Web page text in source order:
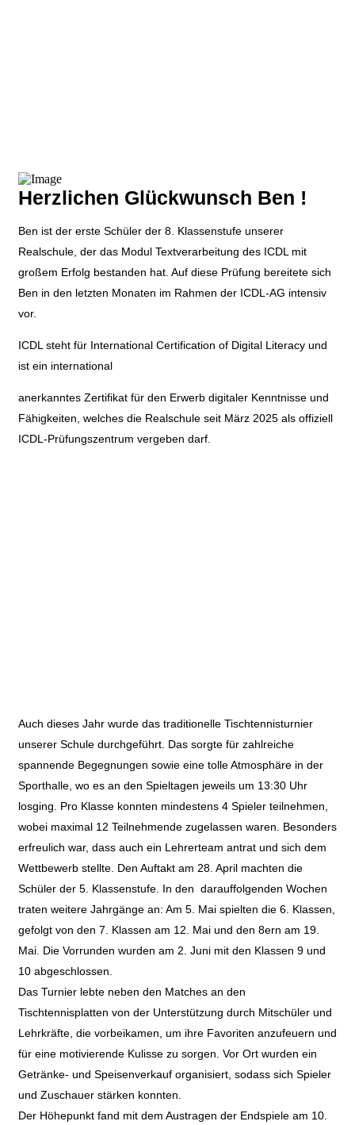
Herzlichen Glückwunsch Ben !
Ben ist der erste Schüler der 8. Klassenstufe unserer
Realschule, der das Modul Textverarbeitung des ICDL mit
großem Erfolg bestanden hat. Auf diese Prüfung bereitete sich
Ben in den letzten Monaten im Rahmen der ICDL-AG intensiv
vor.
ICDL steht für International Certification of Digital Literacy und
ist ein international
anerkanntes Zertifikat für den Erwerb digitaler Kenntnisse und
Fähigkeiten, welches die Realschule seit März 2025 als offiziell
ICDL-Prüfungszentrum vergeben darf.
Auch dieses Jahr wurde das traditionelle Tischtennisturnier
unserer Schule durchgeführt. Das sorgte für zahlreiche
spannende Begegnungen sowie eine tolle Atmosphäre in der
Sporthalle, wo es an den Spieltagen jeweils um 13:30 Uhr
losging. Pro Klasse konnten mindestens 4 Spieler teilnehmen,
wobei maximal 12 Teilnehmende zugelassen waren. Besonders
erfreulich war, dass auch ein Lehrerteam antrat und sich dem
Wettbewerb stellte. Den Auftakt am 28. April machten die
Schüler der 5. Klassenstufe. In den darauffolgenden Wochen
traten weitere Jahrgänge an: Am 5. Mai spielten die 6. Klassen,
gefolgt von den 7. Klassen am 12. Mai und den 8ern am 19.
Mai. Die Vorrunden wurden am 2. Juni mit den Klassen 9 und
10 abgeschlossen.
Das Turnier lebte neben den Matches an den
Tischtennisplatten von der Unterstützung durch Mitschüler und
Lehrkräfte, die vorbeikamen, um ihre Favoriten anzufeuern und
für eine motivierende Kulisse zu sorgen. Vor Ort wurden ein
Getränke- und Speisenverkauf organisiert, sodass sich Spieler
und Zuschauer stärken konnten.
Der Höhepunkt fand mit dem Austragen der Endspiele am 10.